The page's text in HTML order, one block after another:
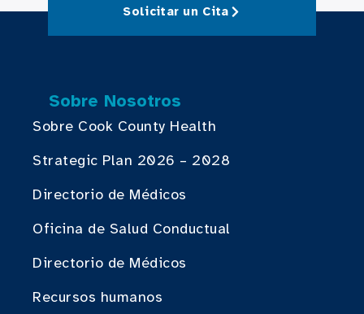
Solicitar un Cita
Sobre Nosotros
Sobre Cook County Health
Strategic Plan 2026 – 2028
Directorio de Médicos
Oficina de Salud Conductual
Directorio de Médicos
Recursos humanos